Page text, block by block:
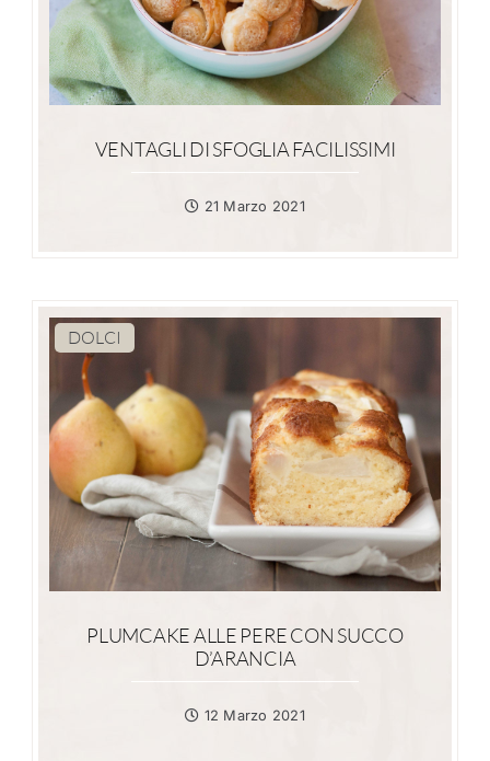
VENTAGLI DI SFOGLIA FACILISSIMI
21 Marzo 2021
DOLCI
PLUMCAKE ALLE PERE CON SUCCO
D’ARANCIA
12 Marzo 2021